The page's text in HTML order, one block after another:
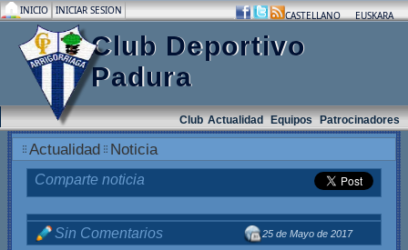
INICIO INICIAR SESION . . . CASTELLANO EUSKARA
Club Deportivo
Padura
Club Actualidad Equipos Patrocinadores
Actualidad Noticia
Comparte noticia
Sin Comentarios 25 de Mayo de 2017